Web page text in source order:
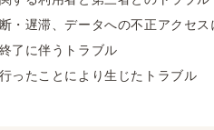
・遅滞、データへの不正アクセ
了に伴うトラブル
ったことにより生じたトラブル